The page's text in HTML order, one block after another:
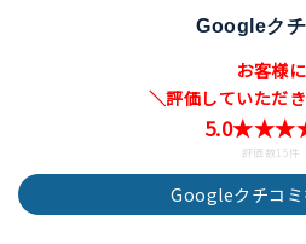
Googleクチ
お客様に
＼評価していただ
評価数15件
Googleクチコ